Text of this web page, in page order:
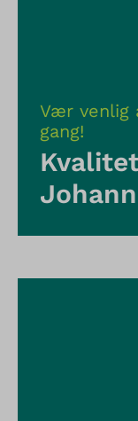
Vær venlig
gang!